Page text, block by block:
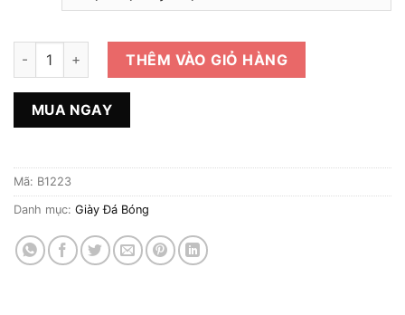
Giày 2hand Đá Bóng Hiệu Nike số lượng
THÊM VÀO GIỎ HÀNG
MUA NGAY
Mã: B1223
Danh mục: Giày Đá Bóng